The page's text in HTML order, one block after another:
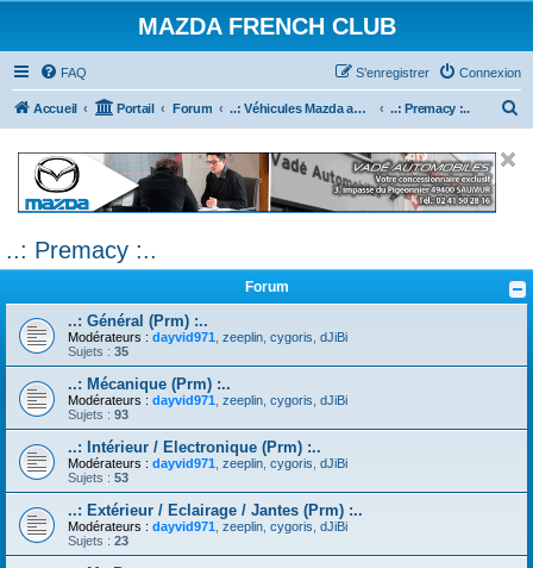
MAZDA FRENCH CLUB
FAQ Connexion
S’enregistrer
Accueil Portail Forum ..: Véhicules Mazda ancien (<2003) :.. ..: Premacy :..
c
h
r
..: Premacy :..
Forum
..: Général (Prm) :..
Modérateurs : dayvid971 zeeplin cygoris dJiBi
Sujets : 35
..: Mécanique (Prm) :..
Modérateurs : dayvid971 zeeplin cygoris dJiBi
Sujets : 93
..: Intérieur / Electronique (Prm) :..
Modérateurs : dayvid971 zeeplin cygoris dJiBi
Sujets : 53
..: Extérieur / Eclairage / Jantes (Prm) :..
Modérateurs : dayvid971 zeeplin cygoris dJiBi
Sujets : 23